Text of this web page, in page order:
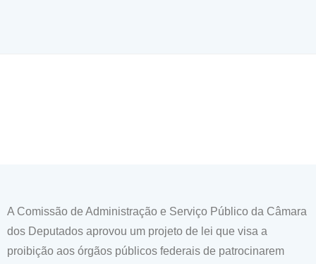
A Comissão de Administração e Serviço Público da Câmara
dos Deputados aprovou um projeto de lei que visa a
proibição aos órgãos públicos federais de patrocinarem